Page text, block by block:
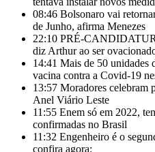
08:46 Bolsonaro vai
de Junho, afirma Menezes
22:10 PRÉ-
diz Arthur ao ser
14:41 Mais de 50 unidades
vacina contra a Covid-19
13:57 Moradores celebram
Anel Viário Leste
11:55 Enem só em 2022,
confirmadas no Brasil
11:32 Engenheiro é o
confira agora: